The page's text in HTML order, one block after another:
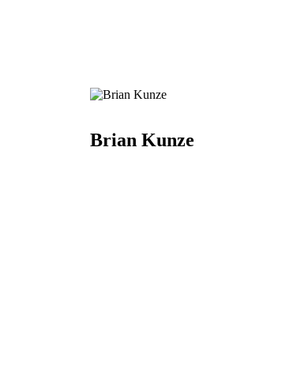
Brian Kunze